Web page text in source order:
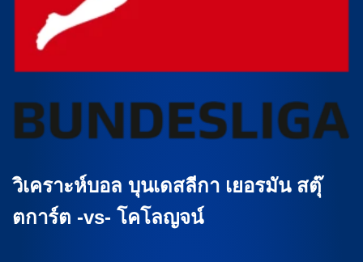
วิเคราะห์บอล บุนเดสลีกา เยอรมัน สตุ๊
ตการ์ต -vs- โคโลญจน์